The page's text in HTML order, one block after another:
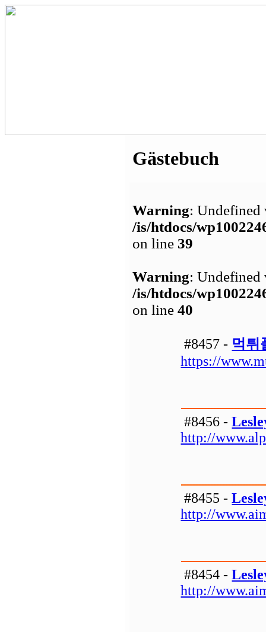
Gästebuch
Warning: Undefined
/is/htdocs/
on line 39
Warning: Undefined
/is/htdocs/
on line 40
#8457 - 먹튀
https://
#8456 -
http://
#8455 -
http://
#8454 -
http://